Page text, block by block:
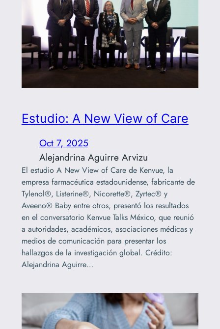
Estudio: A New View of Care
Oct 7, 2025
Alejandrina Aguirre Arvizu
El estudio A New View of Care de Kenvue, la
empresa farmacéutica estadounidense, fabricante de
Tylenol®, Listerine®, Nicorette®, Zyrtec® y
Aveeno® Baby entre otros, presentó los resultados
en el conversatorio Kenvue Talks México, que reunió
a autoridades, académicos, asociaciones médicas y
medios de comunicación para presentar los
hallazgos de la investigación global. Crédito:
Alejandrina Aguirre…